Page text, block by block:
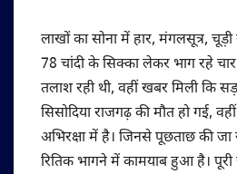
लाखों का सोना में हार, मंगलसूत्र,
78 चांदी के सिक्का लेकर भाग रहे
तलाश रही थी, वहीं खबर मिली कि
सिसोदिया राजगढ़ की मौत हो गई,
अभिरक्षा में है। जिनसे पूछताछ की जा
रितिक भागने में कामयाब हुआ है। पूरी